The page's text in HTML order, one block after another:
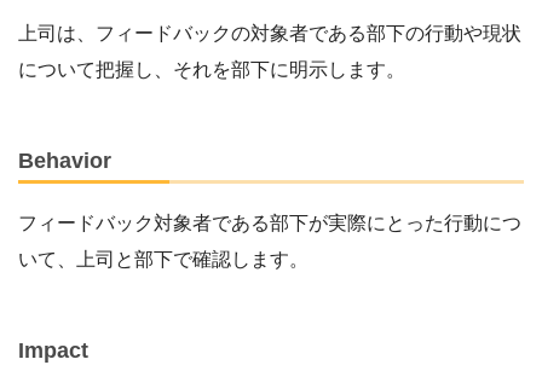
上司は、フィードバックの対象者である部下の行動や現状
について把握し、それを部下に明示します。
Behavior
フィードバック対象者である部下が実際にとった行動につ
いて、上司と部下で確認します。
Impact